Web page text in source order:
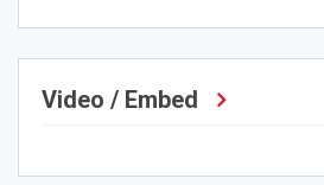
Video / Embed